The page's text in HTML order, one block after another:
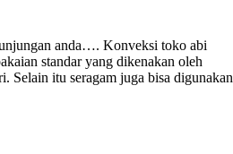
anda…. Konveksi toko abi
standar yang dikenakan oleh
Selain itu seragam juga bisa digunakan